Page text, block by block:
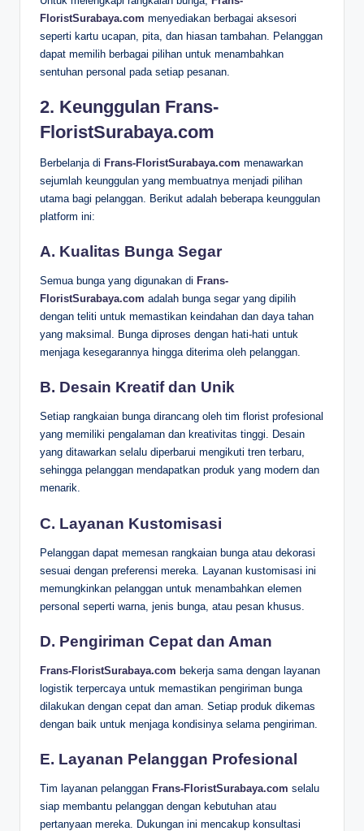
FloristSurabaya.com menyediakan berbagai aksesori
seperti kartu ucapan, pita, dan hiasan tambahan. Pelanggan
dapat memilih berbagai pilihan untuk menambahkan
sentuhan personal pada setiap pesanan.
2. Keunggulan Frans-
FloristSurabaya.com
Berbelanja di Frans-FloristSurabaya.com menawarkan
sejumlah keunggulan yang membuatnya menjadi pilihan
utama bagi pelanggan. Berikut adalah beberapa keunggulan
platform ini:
A. Kualitas Bunga Segar
Semua bunga yang digunakan di Frans-
FloristSurabaya.com adalah bunga segar yang dipilih
dengan teliti untuk memastikan keindahan dan daya tahan
yang maksimal. Bunga diproses dengan hati-hati untuk
menjaga kesegarannya hingga diterima oleh pelanggan.
B. Desain Kreatif dan Unik
Setiap rangkaian bunga dirancang oleh tim florist profesional
yang memiliki pengalaman dan kreativitas tinggi. Desain
yang ditawarkan selalu diperbarui mengikuti tren terbaru,
sehingga pelanggan mendapatkan produk yang modern dan
menarik.
C. Layanan Kustomisasi
Pelanggan dapat memesan rangkaian bunga atau dekorasi
sesuai dengan preferensi mereka. Layanan kustomisasi ini
memungkinkan pelanggan untuk menambahkan elemen
personal seperti warna, jenis bunga, atau pesan khusus.
D. Pengiriman Cepat dan Aman
Frans-FloristSurabaya.com bekerja sama dengan layanan
logistik terpercaya untuk memastikan pengiriman bunga
dilakukan dengan cepat dan aman. Setiap produk dikemas
dengan baik untuk menjaga kondisinya selama pengiriman.
E. Layanan Pelanggan Profesional
Tim layanan pelanggan Frans-FloristSurabaya.com selalu
siap membantu pelanggan dengan kebutuhan atau
pertanyaan mereka. Dukungan ini mencakup konsultasi